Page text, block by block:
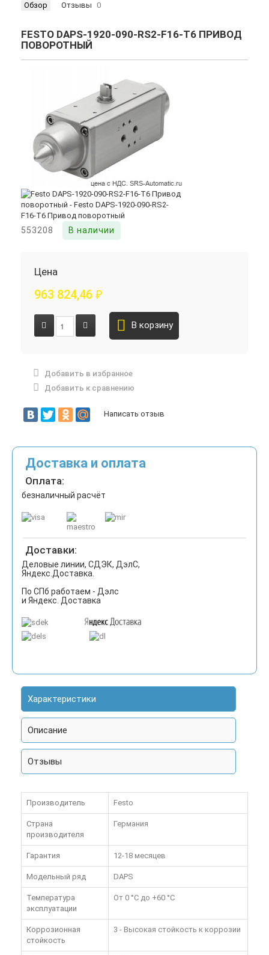
Обзор Отзывы 0
FESTO DAPS-1920-090-RS2-F16-T6 ПРИВОД
ПОВОРОТНЫЙ
553208 В наличии
Цена
963 824,46 ₽
В корзину
Добавить в избранное
Добавить к сравнению
Написать отзыв
Доставка и оплата
Оплата:
безналичный расчёт
Доставки:
Деловые линии, СДЭК, ДэлС,
Яндекс.Доставка.
По СПб работаем - Дэлс
и Яндекс. Доставка
Характеристики
Описание
Отзывы
Производитель Festo
Страна
производителя
Германия
Гарантия 12-18 месяцев
Модельный ряд DAPS
Температура
эксплуатации
От 0 °C до +60 °C
Коррозионная
стойкость
3 - Высокая стойкость к коррозии